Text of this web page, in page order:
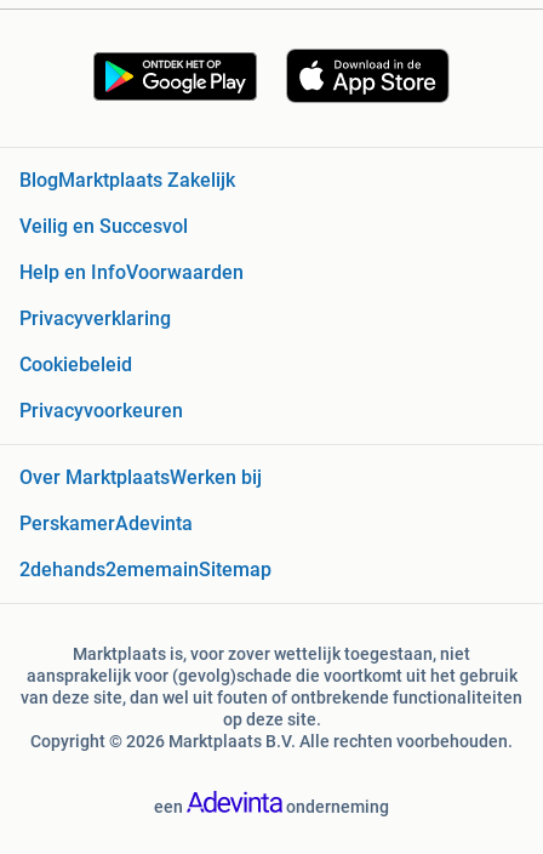
BlogMarktplaats Zakelijk
Veilig en Succesvol
Help en InfoVoorwaarden
Privacyverklaring
Cookiebeleid
Privacyvoorkeuren
Over MarktplaatsWerken bij
PerskamerAdevinta
2dehands2ememainSitemap
Marktplaats is, voor zover wettelijk toegestaan, niet
aansprakelijk voor (gevolg)schade die voortkomt uit het gebruik
van deze site, dan wel uit fouten of ontbrekende functionaliteiten
op deze site.
Copyright © 2026 Marktplaats B.V. Alle rechten voorbehouden.
een onderneming